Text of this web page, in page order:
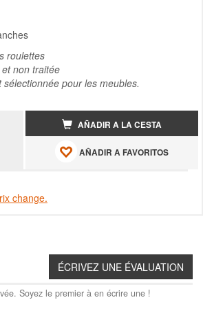
roulettes
non traitée
pour les meubles.
AÑADIR A LA CESTA
AÑADIR A FAVORITOS
change.
Soyez le premier à en écrire une !